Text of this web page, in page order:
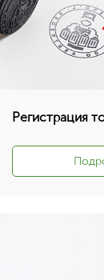
Регистрация